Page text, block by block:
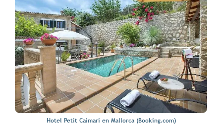
Hotel Petit Caimari en Mallorca (Booking.com)